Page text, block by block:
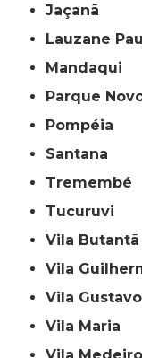
Jaçanã
Lauzane
Mandaqui
Parque
Pompéia
Santana
Tremembé
Tucuruvi
Vila Butantã
Vila
Vila Gustavo
Vila Maria
Vila